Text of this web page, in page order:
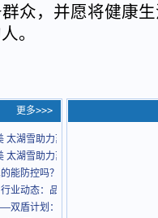
众，并愿将健康
。
更多>>>
太湖雪助力苏州队演绎“苏式美学”
太湖雪助力苏州队演绎“苏式美学”
能防控吗？
业动态：品牌排名与防控技术进展
双盾计划：灵动因子医疗版/跑跑